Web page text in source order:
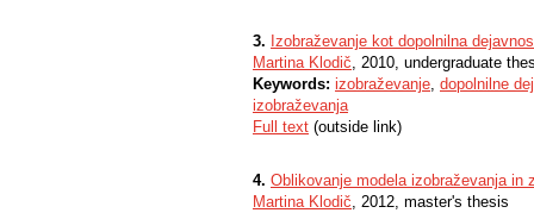
3. Izobraževanje kot dopolnilna
Martina Klodič, 2010, undergraduate
Keywords: izobraževanje, dopolnilne
izobraževanja
Full text (outside link)
4. Oblikovanje modela izobraževanja in
Martina Klodič, 2012, master's thesis